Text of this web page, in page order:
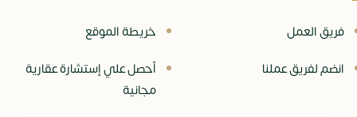
فريق العمل
خريطة الموقع
انضم لفريق عملنا
أحصل علي إستشارة عقارية
مجانية